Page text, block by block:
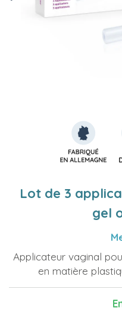
Lot de 3
gel
Applicateur vaginal
en matière